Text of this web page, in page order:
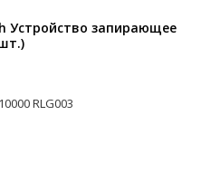
Устройство запирающее
RLG003